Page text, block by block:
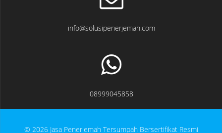
info@solusipenerjemah.com
08999045858
© 2026 Jasa Penerjemah Tersumpah Bersertifikat Resmi